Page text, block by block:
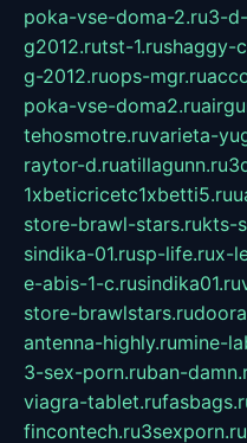
poka-vse-doma-2.ru3-
g2012.rutst-1.rushaggy-
g-2012.ruops-mgr.ru
poka-vse-doma2.ru
tehosmotre.ruvarieta-
raytor-d.ruatillagunn.ru
1xbeticricetc1xbetti5.ru
store-brawl-stars.rukts-
sindika-01.rusp-life.rux-
e-abis-1-c.rusindika01.ru
store-brawlstars.ru
antenna-highly.rumine-
3-sex-porn.ruban-
viagra-tablet.ru
fincontech.ru3sexporn.ru